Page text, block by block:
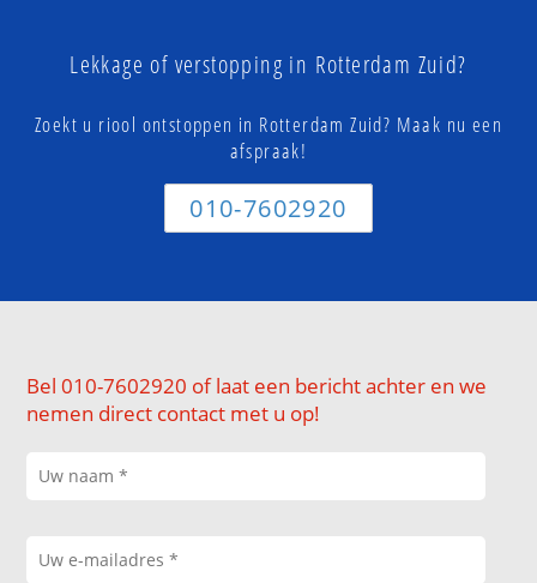
Lekkage of verstopping in Rotterdam Zuid?
Zoekt u riool ontstoppen in Rotterdam Zuid? Maak nu een
afspraak!
010-7602920
Bel 010-7602920 of laat een bericht achter en we
nemen direct contact met u op!